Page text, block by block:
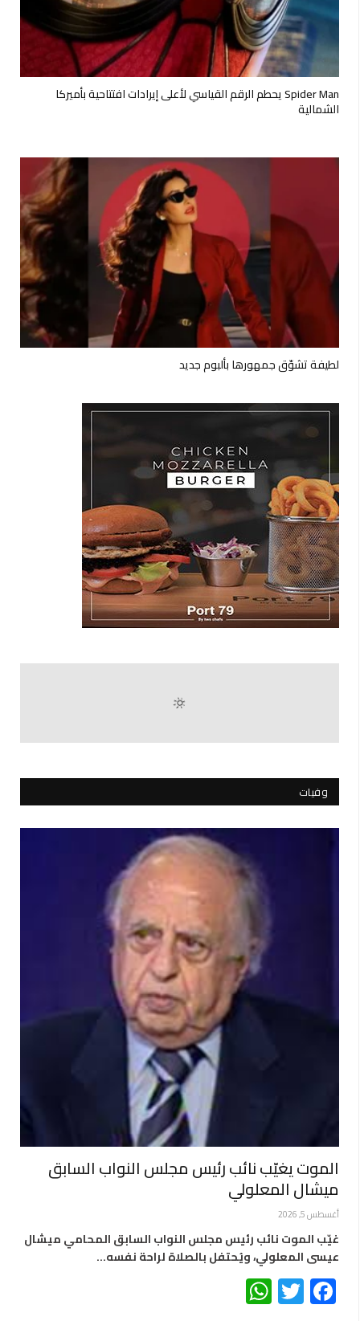
Spider Man يحطم الرقم القياسي لأعلى إيرادات افتتاحية بأميركا
الشمالية
لطيفة تشوّق جمهورها بألبوم جديد
وفيات
الموت يغيّب نائب رئيس مجلس النواب السابق
ميشال المعلولي
أغسطس 5, 2026
غيّب الموت نائب رئيس مجلس النواب السابق المحامي ميشال
عيسى المعلولي، ويُحتفل بالصلاة لراحة نفسه…
Facebook
Twitter